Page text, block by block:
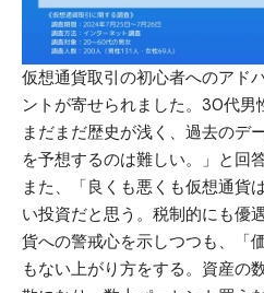
仮想通貨取引の初心者へのアド
ントが寄せられました。30代男
まだまだ歴史が浅く、過去のデ
を予想するのは難しい。」と回
また、「良くも悪くも仮想通貨
い投資だと思う。税制的にも優
貨への警戒心を示しつつも、「
もない上がり方をする。資産の